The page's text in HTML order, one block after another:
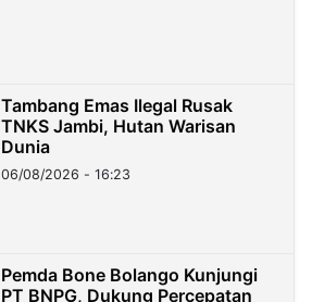
Tambang Emas Ilegal Rusak
TNKS Jambi, Hutan Warisan
Dunia
06/08/2026 - 16:23
Pemda Bone Bolango Kunjungi
PT BNPG, Dukung Percepatan